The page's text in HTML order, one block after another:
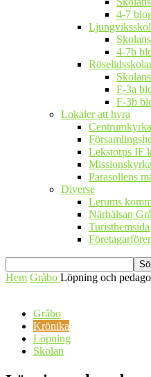
4-7
4-7b
F-3a
F-3b
Lokaler att hyra
Lekstorps IF
Parasollens
Diverse
Lerums
Närhälsan
Turisthemsida
Hem Gråbo Löpning och
Gråbo
Krönika
Löpning
Skolan